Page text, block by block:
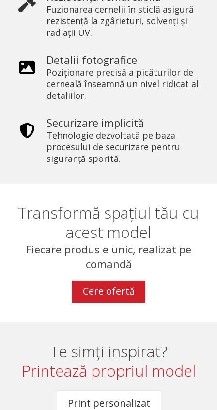
Fuzionarea cernelii în sticlă asigură
rezistență la zgârieturi, solvenți și
radiații UV.
Detalii fotografice
Poziționare precisă a picăturilor de
cerneală înseamnă un nivel ridicat al
detaliilor.
Securizare implicită
Tehnologie dezvoltată pe baza
procesului de securizare pentru
siguranță sporită.
Transformă spațiul tău cu
acest model
Fiecare produs e unic, realizat pe
comandă
Cere ofertă
Te simți inspirat?
Printează propriul model
Print personalizat